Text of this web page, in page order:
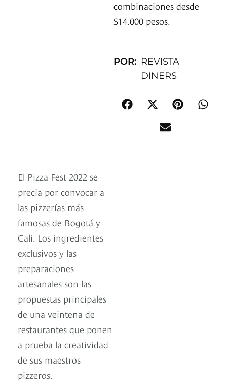
combinaciones desde
$14.000 pesos.
POR: REVISTA
DINERS
El Pizza Fest 2022 se
precia por convocar a
las pizzerías más
famosas de Bogotá y
Cali. Los ingredientes
exclusivos y las
preparaciones
artesanales son las
propuestas principales
de una veintena de
restaurantes que ponen
a prueba la creatividad
de sus maestros
pizzeros.